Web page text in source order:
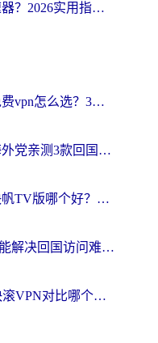
海外打LOL用哪个加速器？2026实用指南：从延迟到设备适配，一篇解决你的国服游戏痛点
海外党必看：加速器免费vpn怎么选？3步教你无缝访问国内资源
穿梭和巨鲸哪个好？海外党亲测3款回国加速器，教你避开90%的坑
海外党必看：斧牛和快帆TV版哪个好？3分钟选对回国加速器，无缝刷B站、追热剧
海外党必看：yy vpn真能解决回国访问难题？附云极initap测评+免费方案对比
穿梭VPN好用吗？和快滚VPN对比哪个回国效果更好？海外党选回国加速器必看指南